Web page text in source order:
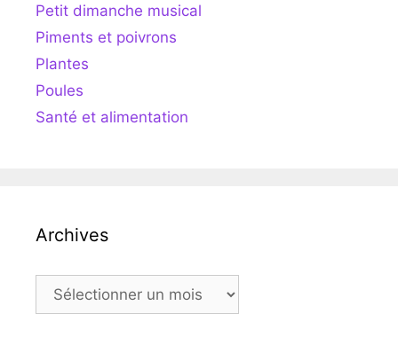
Petit dimanche musical
Piments et poivrons
Plantes
Poules
Santé et alimentation
Archives
Archives